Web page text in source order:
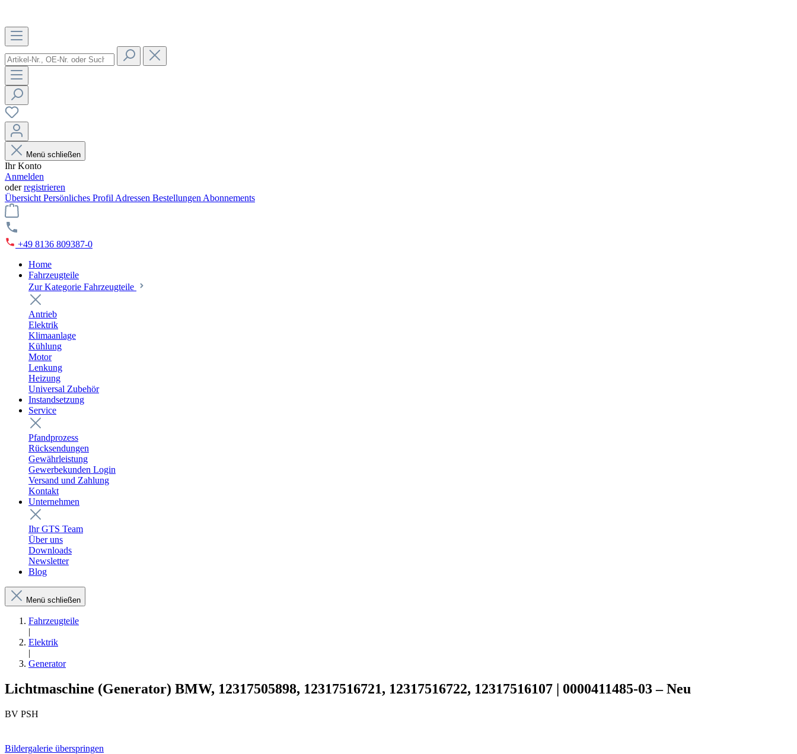
Menü schließen
Ihr Konto
Anmelden
oderregistrieren
Übersicht Persönliches Profil Adressen Bestellungen Abonnements
+49 8136 809387-0
Home
Fahrzeugteile
Zur Kategorie Fahrzeugteile
Antrieb
Elektrik
Klimaanlage
Kühlung
Motor
Lenkung
Heizung
Universal Zubehör
Instandsetzung
Service
Pfandprozess
Rücksendungen
Gewährleistung
Gewerbekunden Login
Versand und Zahlung
Kontakt
Unternehmen
Ihr GTS Team
Über uns
Downloads
Newsletter
Blog
Menü schließen
Fahrzeugteile
|
Elektrik
|
Generator
Lichtmaschine (Generator) BMW, 12317505898, 12317516721, 12317516722, 12317516107 | 0000411485-03 – Neu
BV PSH
Bildergalerie überspringen